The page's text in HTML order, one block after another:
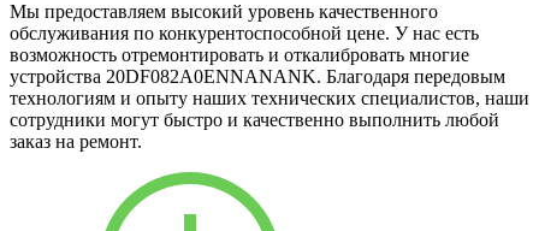
Мы предоставляем высокий уровень качественного
обслуживания по конкурентоспособной цене. У нас есть
возможность отремонтировать и откалибровать многие
устройства 20DF082A0ENNANANK. Благодаря передовым
технологиям и опыту наших технических специалистов, наши
сотрудники могут быстро и качественно выполнить любой
заказ на ремонт.